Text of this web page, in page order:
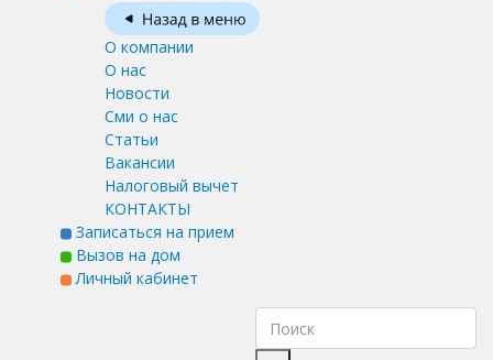
О компании
О нас
Новости
Сми о нас
Статьи
Вакансии
Налоговый вычет
КОНТАКТЫ
Записаться на прием
Вызов на дом
Личный кабинет